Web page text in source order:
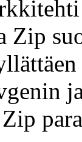
Zip